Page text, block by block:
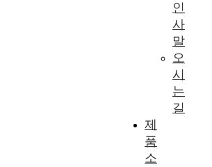
인
사
말
오
시
는
길
제
품
소